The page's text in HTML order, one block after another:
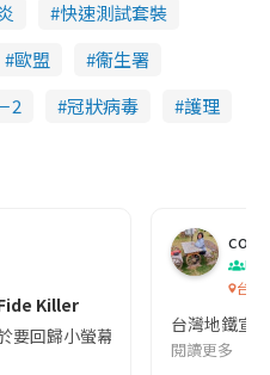
快速測試套裝
歐盟
衞生署
2 冠狀病毒 護理
Killer
要回歸小螢幕啦!這次的劇本改編
co
吹
台灣
台灣地鐵宣
閱讀更多